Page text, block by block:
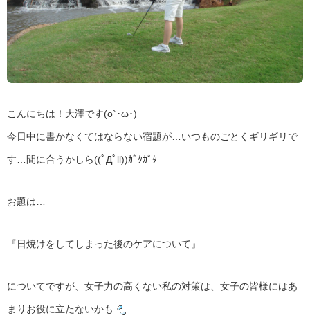
こんにちは！大澤です(o`･ω･)ゞ
今日中に書かなくてはならない宿題が…いつものごとくギリギリで
す…間に合うかしら((ﾟДﾟll))ｶﾞﾀｶﾞﾀ
お題は…
『日焼けをしてしまった後のケアについて』
についてですが、女子力の高くない私の対策は、女子の皆様にはあ
まりお役に立たないかも